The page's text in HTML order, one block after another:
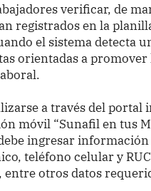
verificar, de
registrados en la
el sistema detecta
orientadas a promover
a través del
móvil “Sunafil en tus
ingresar información
teléfono celular y
otros datos